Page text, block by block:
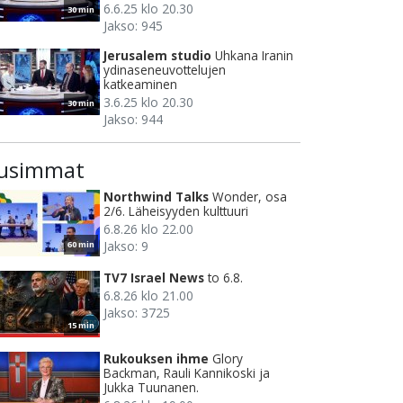
30 min
6.6.25 klo 20.30
Jakso: 945
30 min
Jerusalem studio Uhkana Iranin
ydinaseneuvottelujen
katkeaminen
3.6.25 klo 20.30
Jakso: 944
60 min
Northwind Talks Wonder, osa
2/6. Läheisyyden kulttuuri
6.8.26 klo 22.00
Jakso: 9
15 min
TV7 Israel News to 6.8.
6.8.26 klo 21.00
Jakso: 3725
Rukouksen ihme Glory
Backman, Rauli Kannikoski ja
Jukka Tuunanen.